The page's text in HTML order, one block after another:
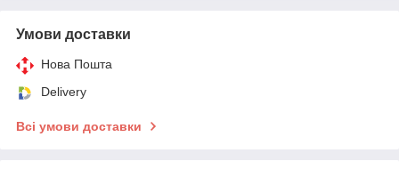
Умови доставки
Нова Пошта
Delivery
Всі умови доставки